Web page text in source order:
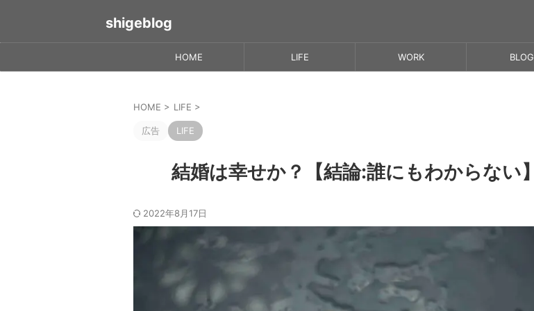
shigeblog
HOME LIFE WORK BLOG
HOME > LIFE >
広告 LIFE
結婚は幸せか？【結論:誰にもわからない】
2022年8月17日